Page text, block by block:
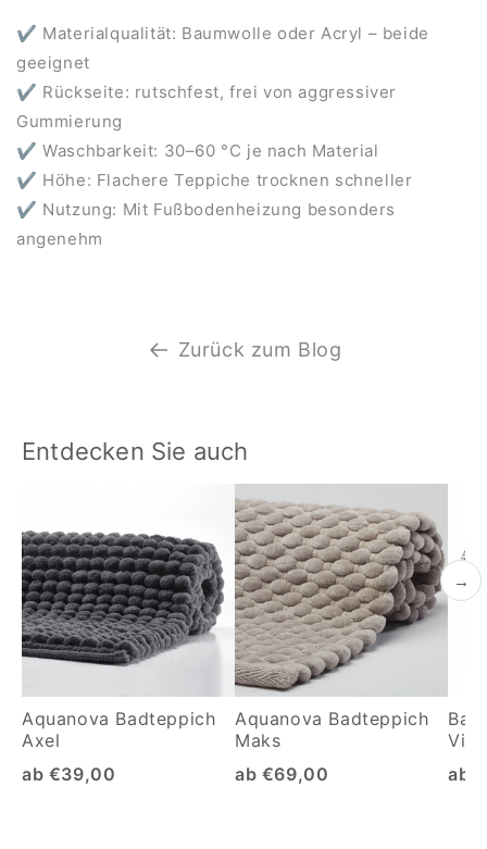
✔ Materialqualität: Baumwolle oder Acryl – beide
geeignet
✔ Rückseite: rutschfest, frei von aggressiver
Gummierung
✔ Waschbarkeit: 30–60 °C je nach Material
✔ Höhe: Flachere Teppiche trocknen schneller
✔ Nutzung: Mit Fußbodenheizung besonders
angenehm
Zurück zum Blog
Entdecken Sie auch
Aquanova Badteppich
Axel
ab €39,00
Aquanova Badteppich
Maks
ab €69,00
ab
→